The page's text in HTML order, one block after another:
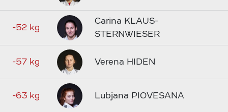
-52 kg
Carina KLAUS-
STERNWIESER
-57 kg Verena HIDEN
-63 kg Lubjana PIOVESANA